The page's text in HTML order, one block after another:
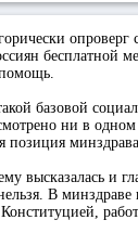
бесплатной
базовой
ни в одном
позиция
высказалась и
В минздраве